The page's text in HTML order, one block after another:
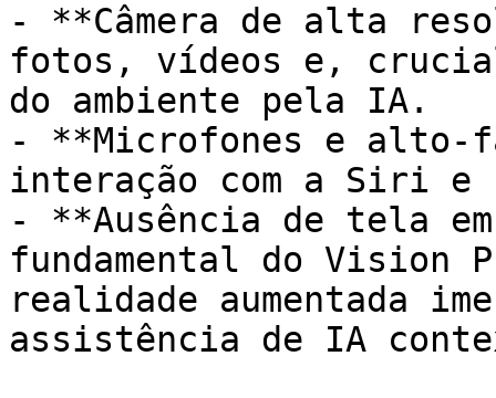
- **Câmera de alta
fotos, vídeos e,
do ambiente pela IA.
- **Microfones e alto-
interação com a Siri e
- **Ausência de tela
fundamental do Vision
realidade aumentada
assistência de IA